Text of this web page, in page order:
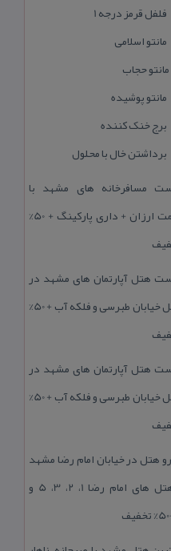
فلفل قرمز درجه 1
مانتو اسلامی
مانتو حجاب
مانتو پوشیده
برج خنک کننده
برداشتن خال با محلول
مسافرخانه های مشهد با
قیمت ارزان + داری پارکینگ + 50%
هتل آپارتمان های مشهد در
هتل خیابان طبرسی و فلکه آب + 50%
هتل آپارتمان های مشهد در
هتل خیابان طبرسی و فلکه آب + 50%
هتل در خیابان امام رضا مشهد
| هتل‌ های امام رضا 1، 2، 3، 5 و